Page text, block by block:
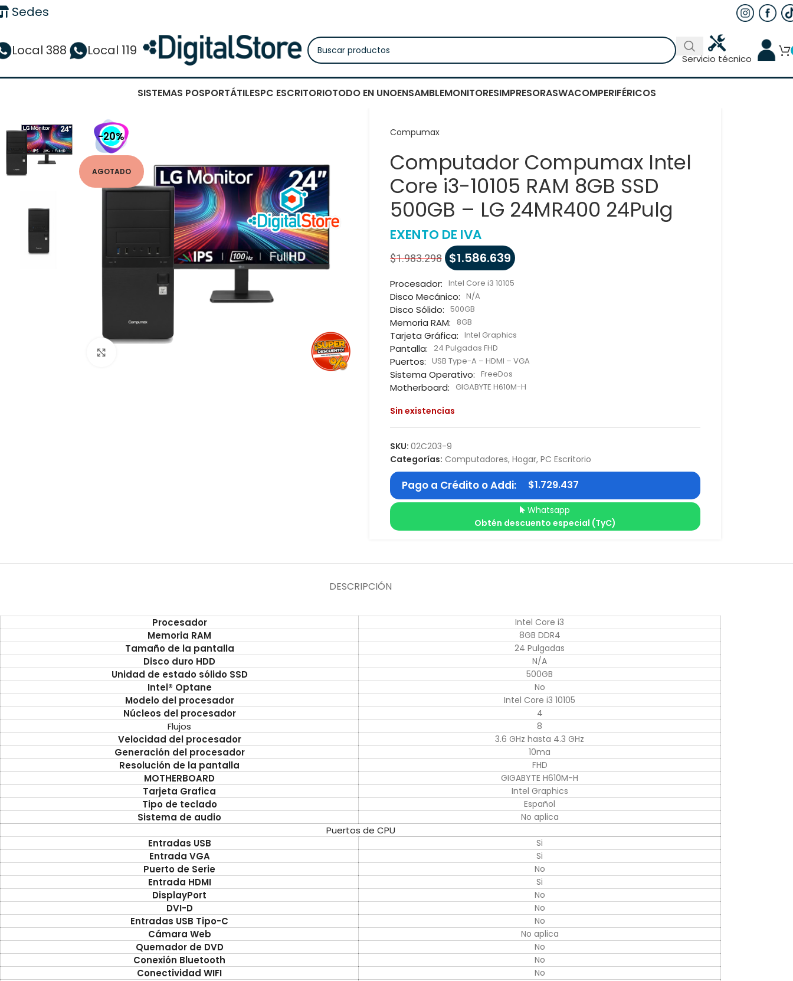
Sedes
Local 388 Local 119
Servicio técnico
SISTEMAS POSPORTÁTILESPC ESCRITORIOTODO EN UNOENSAMBLEMONITORESIMPRESORASWACOMPERIFÉRICOS
-20%
AGOTADO
Compumax
Computador Compumax Intel
Core i3-10105 RAM 8GB SSD
500GB – LG 24MR400 24Pulg
EXENTO DE IVA
$1.983.298 $1.586.639
Procesador: Intel Core i3 10105
Disco Mecánico: N/A
Disco Sólido: 500GB
Memoria RAM: 8GB
Tarjeta Gráfica: Intel Graphics
Pantalla: 24 Pulgadas FHD
Puertos: USB Type-A – HDMI – VGA
Sistema Operativo: FreeDos
Motherboard: GIGABYTE H610M-H
Sin existencias
SKU: 02C203-9
Categorías: Computadores, Hogar, PC Escritorio
Pago a Crédito o Addi: $1.729.437
Whatsapp
Obtén descuento especial (TyC)
DESCRIPCIÓN
Procesador Intel Core i3
Memoria RAM 8GB DDR4
Tamaño de la pantalla 24 Pulgadas
Disco duro HDD N/A
Unidad de estado sólido SSD 500GB
Intel® Optane No
Modelo del procesador Intel Core i3 10105
Núcleos del procesador 4
Flujos 8
Velocidad del procesador 3.6 GHz hasta 4.3 GHz
Generación del procesador 10ma
Resolución de la pantalla FHD
MOTHERBOARD GIGABYTE H610M-H
Tarjeta Grafica Intel Graphics
Tipo de teclado Español
Sistema de audio No aplica
Puertos de CPU
Entradas USB
Si
Entrada VGA Si
Puerto de Serie No
Entrada HDMI Si
DisplayPort No
DVI-D No
Entradas USB Tipo-C No
Cámara Web No aplica
Quemador de DVD No
Conexión Bluetooth No
Conectividad WIFI No